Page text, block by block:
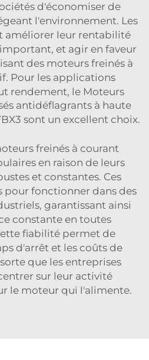
d'économiser de
l'environnement. Les
améliorer leur rentabilité
et agir en faveur
des moteurs freinés à
Pour les applications
rendement, le Moteurs
antidéflagrants à haute
sont un excellent choix.
freinés à courant
en raison de leurs
et constantes. Ces
pour fonctionner dans des
garantissant ainsi
constante en toutes
fiabilité permet de
d'arrêt et les coûts de
que les entreprises
sur leur activité
le moteur qui l'alimente.